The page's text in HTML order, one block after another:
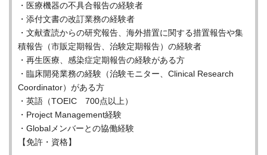
・医療機器の不具合報告の経験者
・添付文書の改訂業務の経験者
・文献査読からの研究報告、海外措置に関する措置報告や集
積報告（市販定期報告、治験定期報告）の経験者
・再生医療、感染症定期報告の経験がある方
・臨床開発業務の経験（治験モニター、Clinical Research
Coordinator）がある方
・英語（TOEIC 700点以上）
・Project Management経験
・Globalメンバーとの協働経験
【免許・資格】